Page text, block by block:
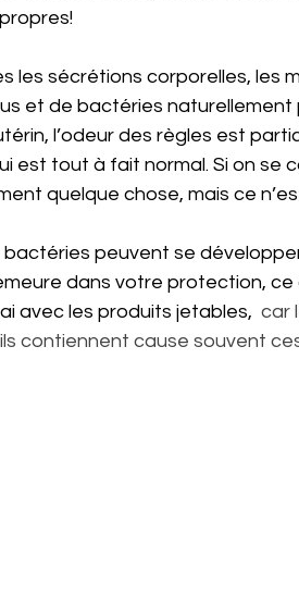
les sécrétions corporelles, les
et de bactéries
l’odeur des règles est
est tout à fait normal. Si on se
quelque chose, mais ce
bactéries peuvent se
dans votre protection, ce
avec les produits jetables, car
contiennent cause souvent